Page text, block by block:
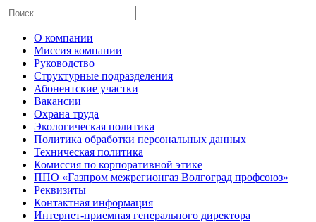
О компании
Миссия компании
Руководство
Структурные подразделения
Абонентские участки
Вакансии
Охрана труда
Экологическая политика
Политика обработки персональных данных
Техническая политика
Комиссия по корпоративной этике
ППО «Газпром межрегионгаз Волгоград профсоюз»
Реквизиты
Контактная информация
Интернет-приемная генерального директора